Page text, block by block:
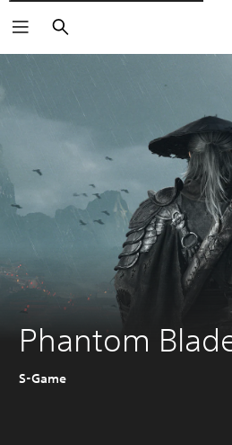
Søg
Phantom
S-Game